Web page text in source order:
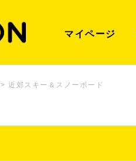
マイページ
> 近郊スキー＆スノーボード